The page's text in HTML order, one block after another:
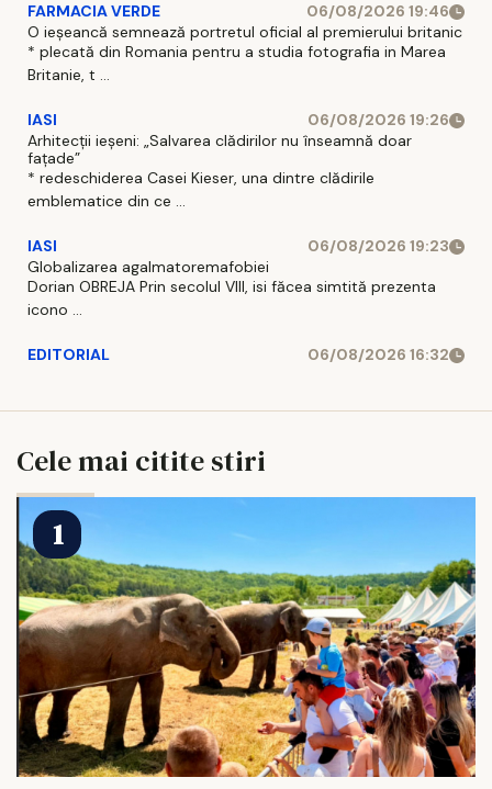
FARMACIA VERDE
06/08/2026 19:46
O ieșeancă semnează portretul oficial al premierului britanic
* plecată din Romania pentru a studia fotografia in Marea
Britanie, t ...
IASI
06/08/2026 19:26
Arhitecții ieșeni: „Salvarea clădirilor nu înseamnă doar
fațade”
* redeschiderea Casei Kieser, una dintre clădirile
emblematice din ce ...
IASI
06/08/2026 19:23
Globalizarea agalmatoremafobiei
Dorian OBREJA Prin secolul VIII, isi făcea simtită prezenta
icono ...
EDITORIAL 06/08/2026 16:32
Cele mai citite stiri